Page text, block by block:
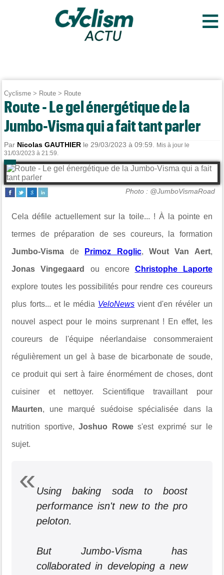
≡
Cyclisme > Route > Route
Route - Le gel énergétique de la
Jumbo-Visma qui a fait tant parler
Par Nicolas GAUTHIER le 29/03/2023 à 09:59.
Mis à jour le
31/03/2023 à 21:59.
Photo : @JumboVismaRoad
Cela défile actuellement sur la toile... ! À la pointe en
termes de préparation de ses coureurs, la formation
Jumbo-Visma de Primoz Roglic, Wout Van Aert,
Jonas Vingegaard ou encore Christophe Laporte
explore toutes les possibilités pour rendre ces coureurs
plus forts... et le média VeloNews vient d'en révéler un
nouvel aspect pour le moins surprenant ! En effet, les
coureurs de l'équipe néerlandaise consommeraient
régulièrement un gel à base de bicarbonate de soude,
ce produit qui sert à faire énormément de choses, dont
cuisiner et nettoyer. Scientifique travaillant pour
Maurten, une marqué suédoise spécialisée dans la
nutrition sportive,Joshuo Rowes'est exprimé sur le
sujet.
Using baking soda to boost
performance isn't new to the pro
peloton.
But Jumbo-Visma has
collaborated in developing a new